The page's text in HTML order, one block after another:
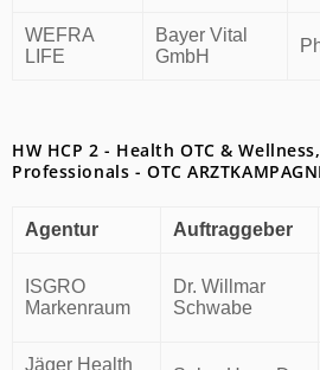
WEFRA
LIFE
Bayer Vital
GmbH
HW HCP 2 - Health OTC &
Professionals - OTC
Agentur Auftraggeber
ISGRO
Markenraum
Dr. Willmar
Schwabe
Jäger Health